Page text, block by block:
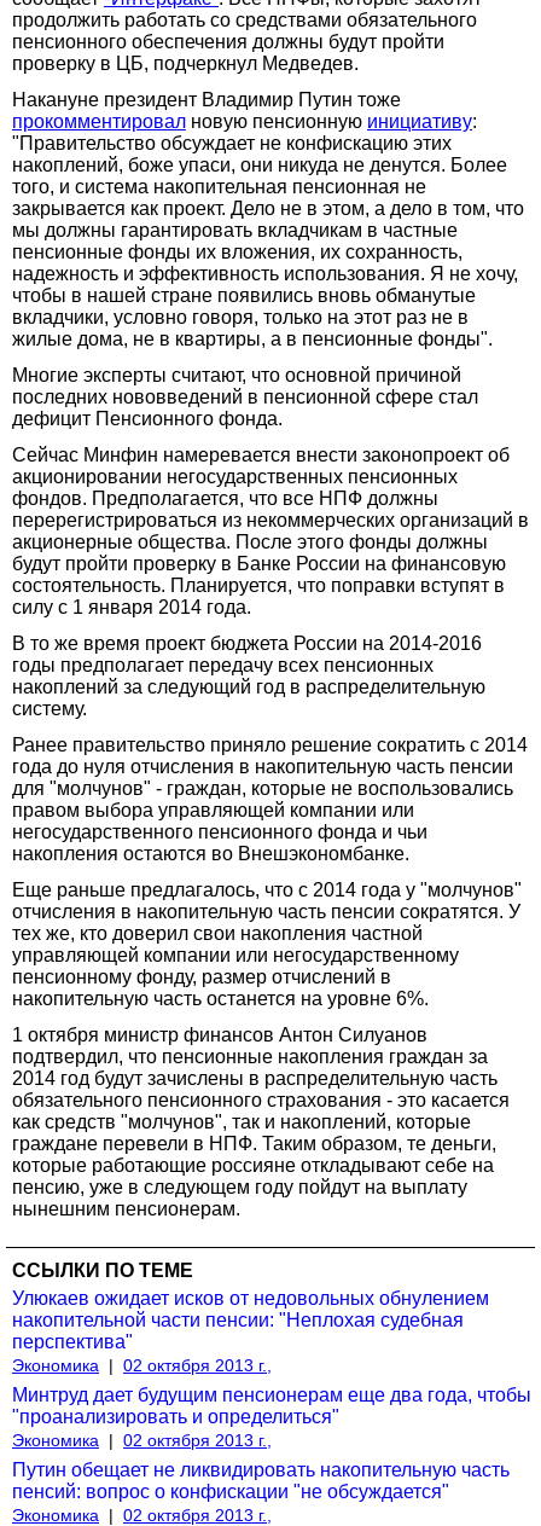
продолжить работать со средствами обязательного
пенсионного обеспечения должны будут пройти
проверку в ЦБ, подчеркнул Медведев.
Накануне президент Владимир Путин тоже
прокомментировал новую пенсионную инициативу:
"Правительство обсуждает не конфискацию этих
накоплений, боже упаси, они никуда не денутся. Более
того, и система накопительная пенсионная не
закрывается как проект. Дело не в этом, а дело в том, что
мы должны гарантировать вкладчикам в частные
пенсионные фонды их вложения, их сохранность,
надежность и эффективность использования. Я не хочу,
чтобы в нашей стране появились вновь обманутые
вкладчики, условно говоря, только на этот раз не в
жилые дома, не в квартиры, а в пенсионные фонды".
Многие эксперты считают, что основной причиной
последних нововведений в пенсионной сфере стал
дефицит Пенсионного фонда.
Сейчас Минфин намеревается внести законопроект об
акционировании негосударственных пенсионных
фондов. Предполагается, что все НПФ должны
перерегистрироваться из некоммерческих организаций в
акционерные общества. После этого фонды должны
будут пройти проверку в Банке России на финансовую
состоятельность. Планируется, что поправки вступят в
силу с 1 января 2014 года.
В то же время проект бюджета России на 2014-2016
годы предполагает передачу всех пенсионных
накоплений за следующий год в распределительную
систему.
Ранее правительство приняло решение сократить с 2014
года до нуля отчисления в накопительную часть пенсии
для "молчунов" - граждан, которые не воспользовались
правом выбора управляющей компании или
негосударственного пенсионного фонда и чьи
накопления остаются во Внешэкономбанке.
Еще раньше предлагалось, что с 2014 года у "молчунов"
отчисления в накопительную часть пенсии сократятся. У
тех же, кто доверил свои накопления частной
управляющей компании или негосударственному
пенсионному фонду, размер отчислений в
накопительную часть останется на уровне 6%.
1 октября министр финансов Антон Силуанов
подтвердил, что пенсионные накопления граждан за
2014 год будут зачислены в распределительную часть
обязательного пенсионного страхования - это касается
как средств "молчунов", так и накоплений, которые
граждане перевели в НПФ. Таким образом, те деньги,
которые работающие россияне откладывают себе на
пенсию, уже в следующем году пойдут на выплату
нынешним пенсионерам.
ССЫЛКИ ПО ТЕМЕ
Улюкаев ожидает исков от недовольных обнулением
накопительной части пенсии: "Неплохая судебная
перспектива"
Экономика | 02 октября 2013 г.,
Минтруд дает будущим пенсионерам еще два года, чтобы
"проанализировать и определиться"
Экономика | 02 октября 2013 г.,
Путин обещает не ликвидировать накопительную часть
пенсий: вопрос о конфискации "не обсуждается"
Экономика | 02 октября 2013 г.,